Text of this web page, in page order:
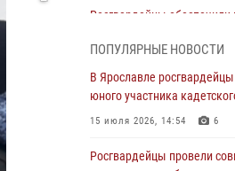
Росгвардейцы обеспечили
Росгвардейцы обеспечили
время празднования Дня
03 августа 2026, 07:24
ПОПУЛЯРНЫЕ НОВОСТИ
В Ярославле
юного участника
15 июля 2026, 14:54 6
Росгвардейцы провели